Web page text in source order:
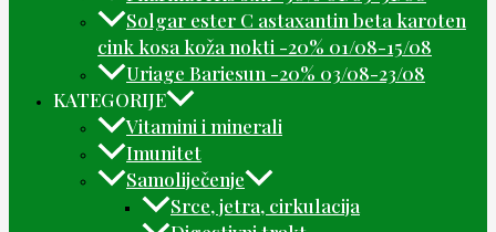
Solgar ester C astaxantin beta karoten
cink kosa koža nokti -20% 01/08-15/08
Uriage Bariesun -20% 03/08-23/08
KATEGORIJE
Vitamini i minerali
Imunitet
Samoliječenje
Srce, jetra, cirkulacija